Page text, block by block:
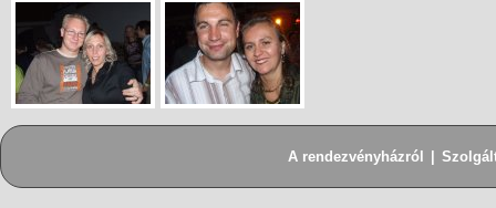
A rendezvényházról |